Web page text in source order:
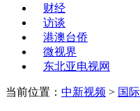
财经
访谈
港澳台侨
微视界
东北亚电视网
当前位置： 中新视频 > 国